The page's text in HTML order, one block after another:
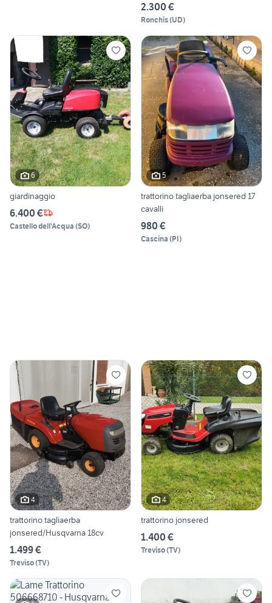
2.300 €
Ronchis(UD)
6
giardinaggio
6.400 €
Castello dell'Acqua (SO)
5
trattorino tagliaerba jonsered 17
cavalli
980 €
Cascina (PI)
4
trattorino tagliaerba
jonsered/Husqvarna 18cv
1.499 €
Treviso(TV)
4
trattorino jonsered
1.400 €
Treviso(TV)